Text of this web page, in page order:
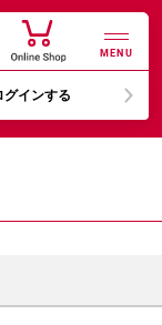
MENU
グインする